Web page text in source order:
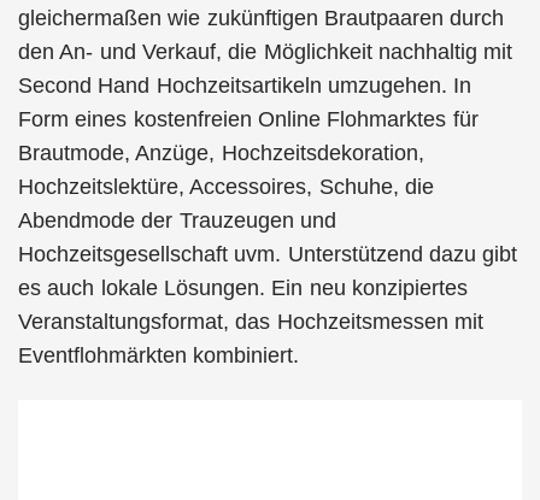
gleichermaßen wie zukünftigen Brautpaaren durch
den An- und Verkauf, die Möglichkeit nachhaltig mit
Second Hand Hochzeitsartikeln umzugehen. In
Form eines kostenfreien Online Flohmarktes für
Brautmode, Anzüge, Hochzeitsdekoration,
Hochzeitslektüre, Accessoires, Schuhe, die
Abendmode der Trauzeugen und
Hochzeitsgesellschaft uvm. Unterstützend dazu gibt
es auch lokale Lösungen. Ein neu konzipiertes
Veranstaltungsformat, das Hochzeitsmessen mit
Eventflohmärkten kombiniert.